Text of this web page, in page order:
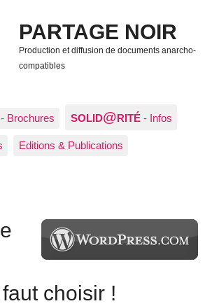
PARTAGE NOIR
Production et diffusion de documents anarcho-
compatibles
- Brochures SOLID@RITÉ - Infos
Editions & Publications
choisir !